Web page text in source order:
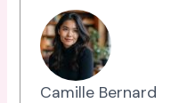
Camille Bernard